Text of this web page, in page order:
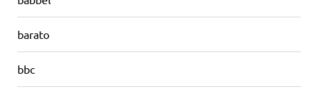
barato
bbc